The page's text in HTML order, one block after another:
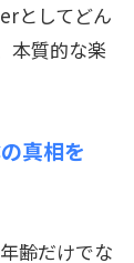
としてどん
本質的な楽
真相を
齢だけでな